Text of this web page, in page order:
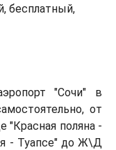
бесплатный,
"Сочи" в
от
"Красная поляна -
- Туапсе" до Ж\Д